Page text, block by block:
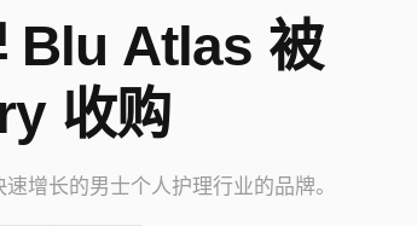
Blu Atlas 被
收购
增长的男士个人护理行业的品牌。